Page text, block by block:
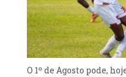
O 1º de Agosto pode,